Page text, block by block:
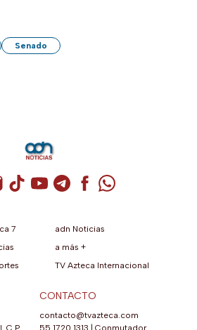
Senado
de X / Twitter (se abre en una
Cuenta de Instagram (se abre en una
Cuenta de TikTok (se abre en
Cuenta de YouTube (se abre
Cuenta de Telegram (se
Cuenta de
Cuenta de
7
adn Noticias
a más +
TV Azteca Internacional
C.P.
CONTACTO
contacto@tvazteca.com
55 1720 1313 | Conmutador